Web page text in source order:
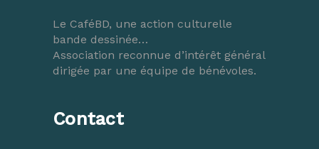
Le CaféBD, une action culturelle
bande dessinée…
Association reconnue d’intérêt général
dirigée par une équipe de bénévoles.
Contact